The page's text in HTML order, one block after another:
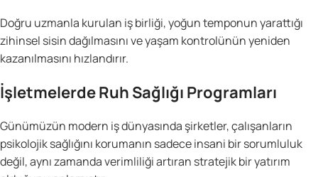
Doğru uzmanla kurulan iş birliği, yoğun temponun yarattığı
zihinsel sisin dağılmasını ve yaşam kontrolünün yeniden
kazanılmasını hızlandırır.
İşletmelerde Ruh Sağlığı Programları
Günümüzün modern iş dünyasında şirketler, çalışanların
psikolojik sağlığını korumanın sadece insani bir sorumluluk
değil, aynı zamanda verimliliği artıran stratejik bir yatırım